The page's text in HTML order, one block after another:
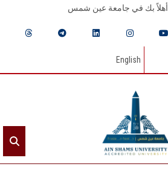
أهلاً بك في جامعة عين شمس
English